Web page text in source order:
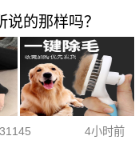
的那样吗？
31145 4小时前